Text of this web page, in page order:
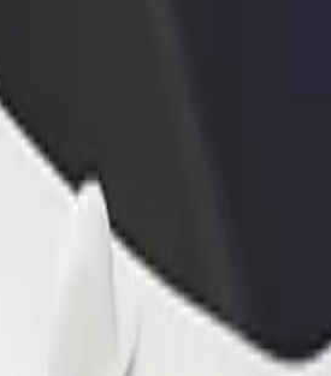
trouvez celui qui vous convient le mieux.
l'appli